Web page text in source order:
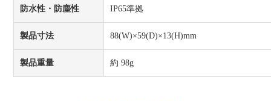
防水性・防塵性 IP65準拠
製品寸法 88(W)×59(D)×13(H)mm
製品重量 約 98g